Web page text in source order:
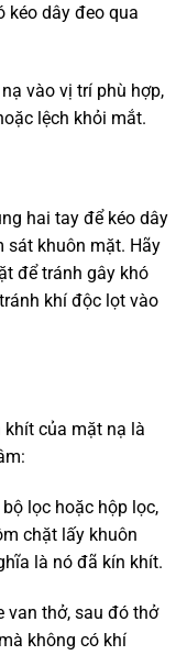
kéo dây đeo qua
vào vị trí phù hợp,
lệch khỏi mắt.
hai tay để kéo dây
sát khuôn mặt. Hãy
để tránh gây khó
khí độc lọt vào
của mặt nạ là
lọc hoặc hộp lọc,
chặt lấy khuôn
là nó đã kín khít.
van thở, sau đó thở
không có khí